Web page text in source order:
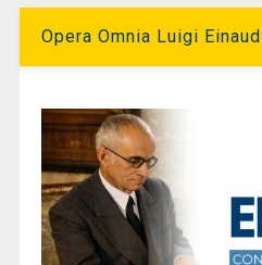
Opera Omnia Luigi